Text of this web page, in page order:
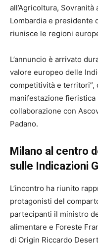
all’Agricoltura,
Lombardia e presidente
riunisce le regioni
L’annuncio è arrivato
valore europeo delle
competitività e territori”,
manifestazione fieristica
collaborazione con
Padano.
Milano al centro
sulle Indicazioni
L’incontro ha riunito
protagonisti del
partecipanti il ministro
alimentare e Foreste
di Origin Riccardo